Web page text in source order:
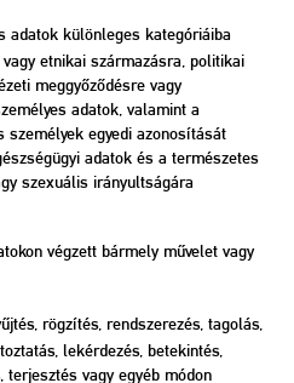
adatok különleges kategóriáiba
etnikai származásra, politikai
meggyőződésre vagy
adatok, valamint a
egyedi azonosítását
adatok és a természetes
szexuális irányultságára
végzett bármely művelet vagy
rögzítés, rendszerezés, tagolás,
lekérdezés, betekintés,
vagy egyéb módon